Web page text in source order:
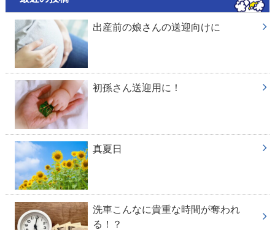
出産前の娘さんの送迎向けに
初孫さん送迎用に！
真夏日
洗車こんなに貴重な時間が奪われ
る！？